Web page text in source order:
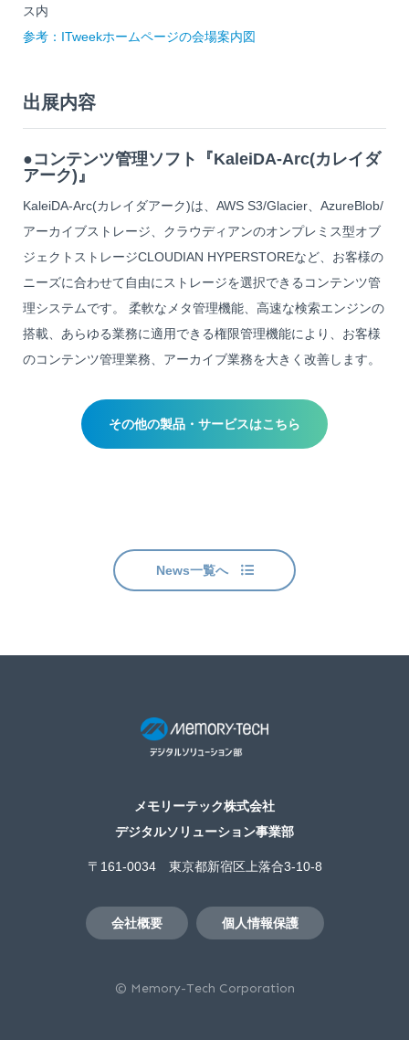
ス内
参考：ITweekホームページの会場案内図
出展内容
●コンテンツ管理ソフト
『KaleiDA-Arc(カレイダ
アーク)』
KaleiDA-Arc(カレイダアーク)は、AWS S3/Glacier、AzureBlob/
アーカイブストレージ、クラウディアンのオンプレミス型オブ
ジェクトストレージCLOUDIAN HYPERSTOREなど、お客様の
ニーズに合わせて自由にストレージを選択できるコンテンツ管
理システムです。 柔軟なメタ管理機能、高速な検索エンジンの
搭載、あらゆる業務に適用できる権限管理機能により、お客様
のコンテンツ管理業務、アーカイブ業務を大きく改善します。
その他の製品・サービスはこちら
News一覧へ
メモリーテック株式会社
デジタルソリューション事業部
〒161-0034 東京都新宿区上落合3-10-8
会社概要 個人情報保護
© Memory-Tech Corporation